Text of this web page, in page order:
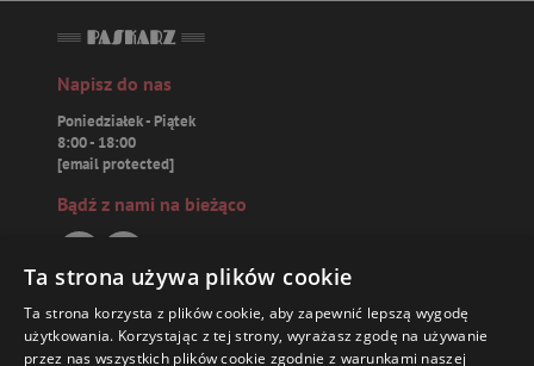
Napisz do nas
Poniedziałek - Piątek
8:00 - 18:00
[email protected]
Bądź z nami na bieżąco
Paskarz.pl
Ta strona używa plików cookie
Ta strona korzysta z plików cookie, aby zapewnić lepszą wygodę
użytkowania. Korzystając z tej strony, wyrażasz zgodę na używanie
przez nas wszystkich plików cookie zgodnie z warunkami naszej